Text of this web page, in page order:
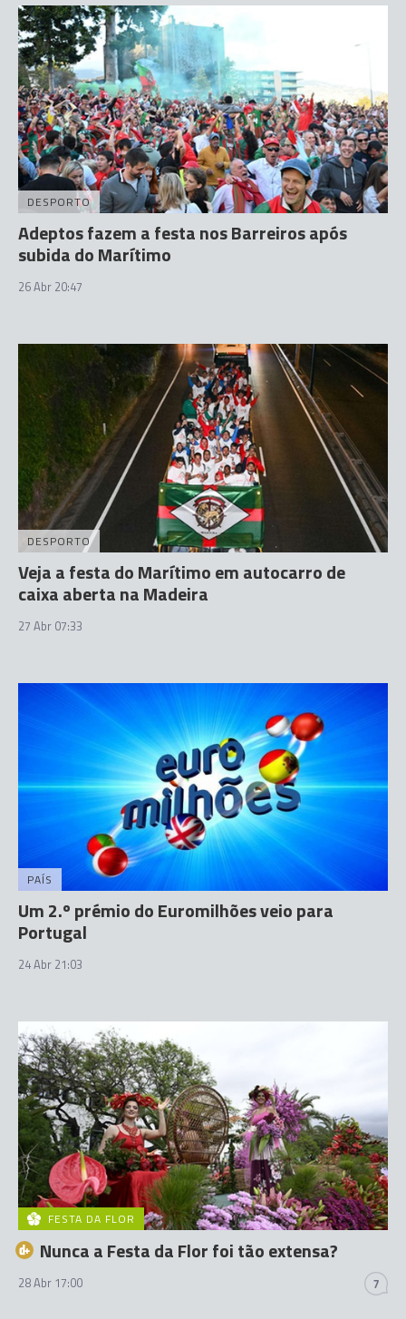
DESPORTO
Adeptos fazem a festa nos Barreiros após
subida do Marítimo
26 Abr 20:47
DESPORTO
Veja a festa do Marítimo em autocarro de
caixa aberta na Madeira
27 Abr 07:33
PAÍS
Um 2.º prémio do Euromilhões veio para
Portugal
24 Abr 21:03
FESTA DA FLOR
Nunca a Festa da Flor foi tão extensa?
28 Abr 17:00 7